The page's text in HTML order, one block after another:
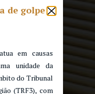
de golpe
em causas
unidade da
do Tribunal
(TRF3), com